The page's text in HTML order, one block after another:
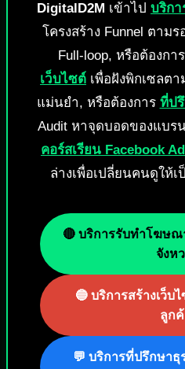
DigitalD2M เข้าไป บริก
โครงสร้าง Funnel ตาม
Full-loop, หรือต้องกา
เว็บไซต์ เพื่อฝังพิกเซลต
แม่นยำ, หรือต้องการ ที่ป
Audit หาจุดบอดของแบร
คอร์สเรียน Facebook
ล่างเพื่อเปลี่ยนคนดูให้
🔴 บริการรับทำโฆษณ
จังห
🔵 บริการสร้างเว็บ
ลูก
💬 บริการที่ปรึกษาธุ